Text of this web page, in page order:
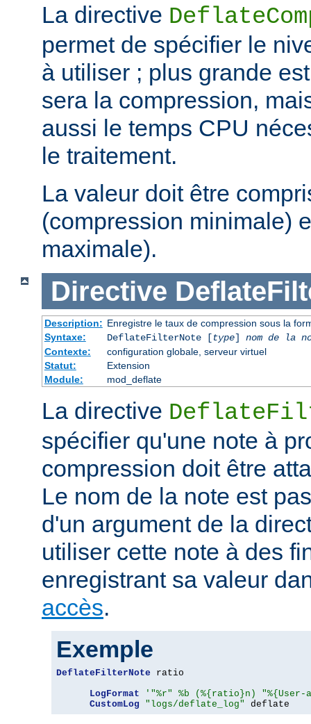
La directive
permet de spécifier le
à utiliser ; plus grande
sera la compression,
aussi le temps CPU
le traitement.
La valeur doit être
(compression minimale)
maximale).
Directive
Description: Enregistre le taux de compression sous la
Syntaxe:
DeflateFilterNote [type] nom de la
Contexte:
configuration globale, serveur virtuel
Statut:
Extension
Module:
mod_deflate
La directive
spécifier qu'une note à
compression doit être
Le nom de la note est
d'un argument de la
utiliser cette note à des
enregistrant sa valeur
accès.
Exemple
DeflateFilterNote ratio
LogFormat
'"%r" %b (%{ratio}n)
CustomLog
"logs/deflate_log" deflate